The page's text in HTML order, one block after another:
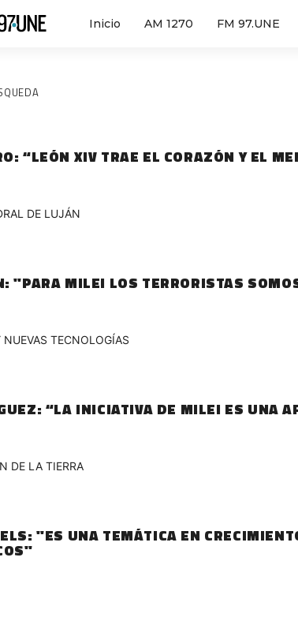
Inicio AM 1270 FM 97.UNE
“LEÓN XIV TRAE EL CORAZÓN Y EL
DE LUJÁN
"PARA MILEI LOS TERRORISTAS
NUEVAS TECNOLOGÍAS
“LA INICIATIVA DE MILEI ES UNA
DE LA TIERRA
"ES UNA TEMÁTICA EN